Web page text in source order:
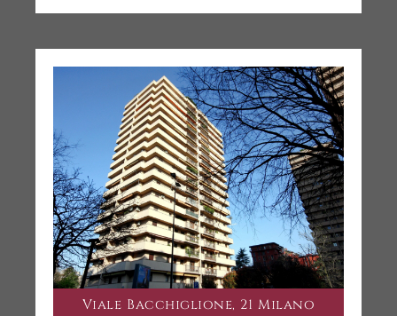
Viale Bacchiglione, 21 Milano